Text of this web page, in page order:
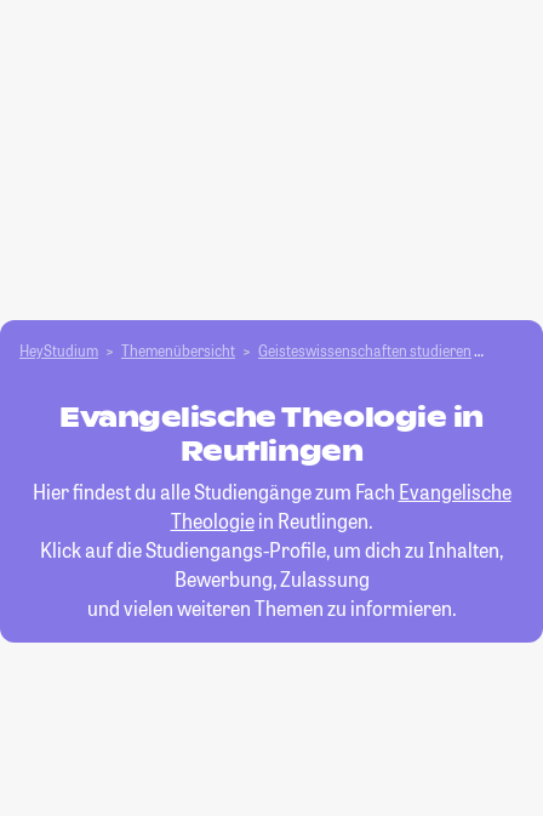
HeyStudium Themenübersicht Geisteswissenschaften studieren
Evangelische Theologie in
Reutlingen
Hier findest du alle Studiengänge zum Fach Evangelische
Theologiein Reutlingen.
Klick auf die Studiengangs-Profile, um dich zu Inhalten,
Bewerbung, Zulassung
und vielen weiteren Themen zu informieren.